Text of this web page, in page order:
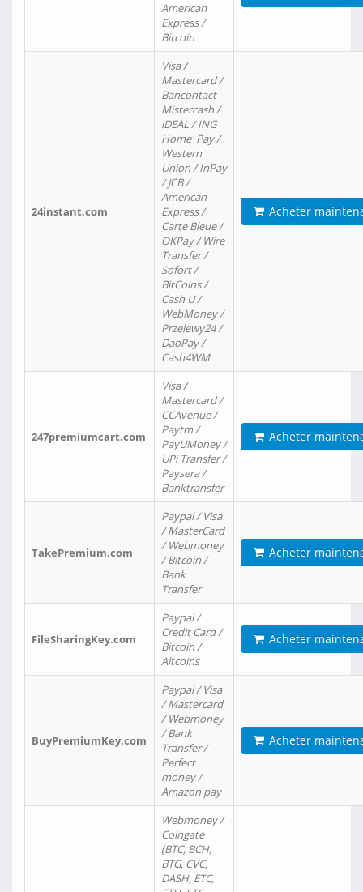
American
Express /
Bitcoin
24instant.com
Visa /
Mastercard /
Bancontact
Mistercash /
iDEAL / ING
Home' Pay /
Western
Union / InPay
/ JCB /
American
Express /
Carte Bleue /
OKPay / Wire
Transfer /
Sofort /
BitCoins /
Cash U /
WebMoney /
Przelewy24 /
DaoPay /
Cash4WM
Acheter
247premiumcart.com
Visa /
Mastercard /
CCAvenue /
Paytm /
PayUMoney /
UPi Transfer /
Paysera /
Banktransfer
Acheter
TakePremium.com
Paypal / Visa
/ MasterCard
/ Webmoney
/ Bitcoin /
Bank
Transfer
Acheter
FileSharingKey.com
Paypal /
Credit Card /
Bitcoin /
Altcoins
Acheter
BuyPremiumKey.com
Paypal / Visa
/ Mastercard
/ Webmoney
/ Bank
Transfer /
Perfect
money /
Amazon pay
Acheter
Webmoney /
Coingate
(BTC, BCH,
BTG, CVC,
DASH, ETC,